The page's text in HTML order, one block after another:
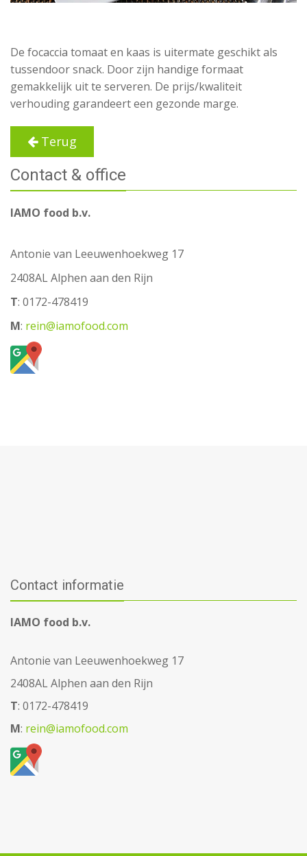
De focaccia tomaat en kaas is uitermate geschikt als
tussendoor snack. Door zijn handige formaat
gemakkelijk uit te serveren. De prijs/kwaliteit
verhouding garandeert een gezonde marge.
Terug
Contact & office
IAMO food b.v.
Antonie van Leeuwenhoekweg 17
2408AL Alphen aan den Rijn
T: 0172-478419
M: rein@iamofood.com
Contact informatie
IAMO food b.v.
Antonie van Leeuwenhoekweg 17
2408AL Alphen aan den Rijn
T: 0172-478419
M: rein@iamofood.com